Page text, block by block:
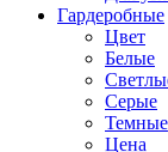
Гардеробные
Цвет
Белые
Серые
Темные
Цена